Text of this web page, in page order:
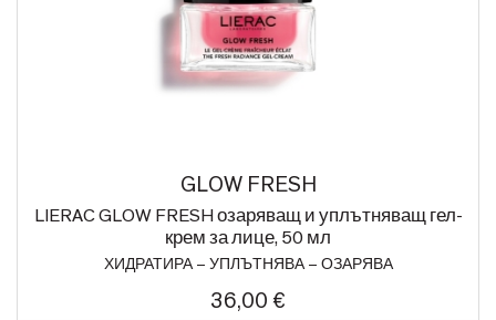
GLOW FRESH
LIERAC GLOW FRESH озаряващ и уплътняващ гел-
крем за лице, 50 мл
ХИДРАТИРА – УПЛЪТНЯВА – ОЗАРЯВА
36,00 €